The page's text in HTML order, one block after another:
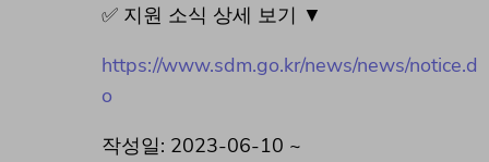
✅ 지원 소식 상세 보기 ▼
https://www.sdm.go.kr/news/news/notice.d
o
작성일: 2023-06-10 ~